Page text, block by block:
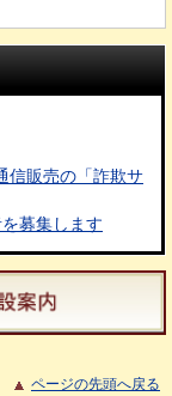
信販売の「詐欺サ
募集します
ページの先頭へ戻る